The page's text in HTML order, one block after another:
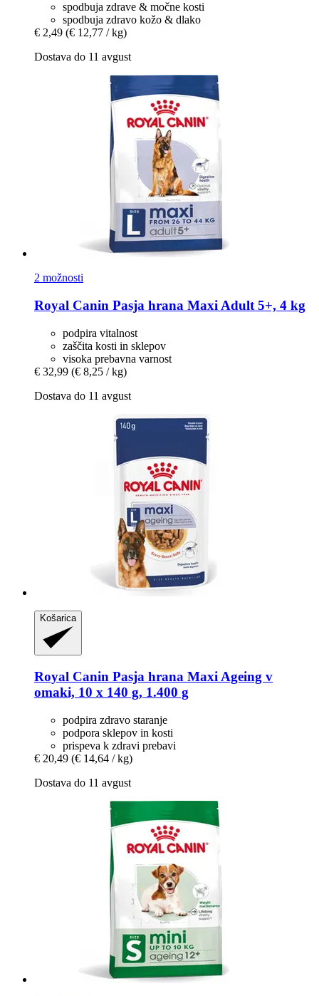
spodbuja zdrave & močne kosti
spodbuja zdravo kožo & dlako
€ 2,49 (€ 12,77 / kg)
Dostava do 11 avgust
2 možnosti
Royal Canin Pasja hrana Maxi Adult 5+, 4 kg
podpira vitalnost
zaščita kosti in sklepov
visoka prebavna varnost
€ 32,99 (€ 8,25 / kg)
Dostava do 11 avgust
Košarica
Royal Canin Pasja hrana Maxi Ageing v
omaki, 10 x 140 g, 1.400 g
podpira zdravo staranje
podpora sklepov in kosti
prispeva k zdravi prebavi
€ 20,49 (€ 14,64 / kg)
Dostava do 11 avgust